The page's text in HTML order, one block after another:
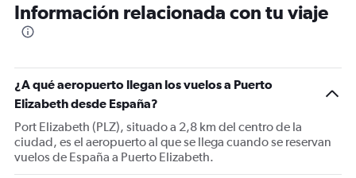
Información relacionada con tu viaje
¿A qué aeropuerto llegan los vuelos a Puerto
Elizabeth desde España?
Port Elizabeth (PLZ), situado a 2,8 km del centro de la
ciudad, es el aeropuerto al que se llega cuando se reservan
vuelos de España a Puerto Elizabeth.